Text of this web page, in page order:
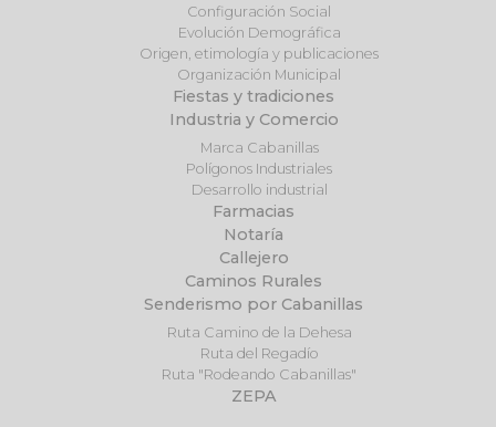
Configuración Social
Evolución Demográfica
Origen, etimología y publicaciones
Organización Municipal
Fiestas y tradiciones
Industria y Comercio
Marca Cabanillas
Polígonos Industriales
Desarrollo industrial
Farmacias
Notaría
Callejero
Caminos Rurales
Senderismo por Cabanillas
Ruta Camino de la Dehesa
Ruta del Regadío
Ruta "Rodeando Cabanillas"
ZEPA